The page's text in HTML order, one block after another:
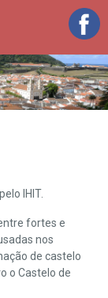
IHIT.
fortes e
nos
de castelo
o Castelo de